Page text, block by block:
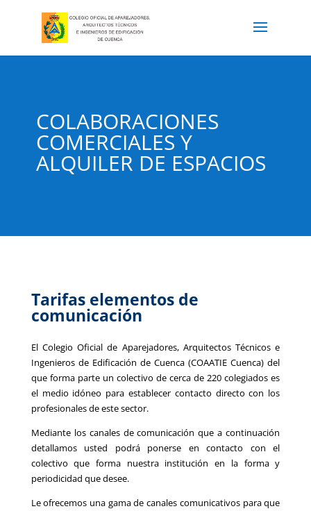
COLABORACIONES
COMERCIALES Y
ALQUILER DE ESPACIOS
Tarifas elementos de
comunicación
El Colegio Oficial de Aparejadores, Arquitectos Técnicos e
Ingenieros de Edificación de Cuenca (COAATIE Cuenca) del
que forma parte un colectivo de cerca de 220 colegiados es
el medio idóneo para establecer contacto directo con los
profesionales de este sector.
Mediante los canales de comunicación que a continuación
detallamos usted podrá ponerse en contacto con el
colectivo que forma nuestra institución en la forma y
periodicidad que desee.
Le ofrecemos una gama de canales comunicativos para que